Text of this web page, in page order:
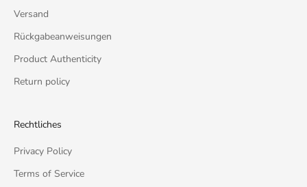
Versand
Rückgabeanweisungen
Product Authenticity
Return policy
Rechtliches
Privacy Policy
Terms of Service